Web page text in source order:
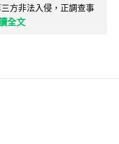
方非法入侵，正調查事
全文